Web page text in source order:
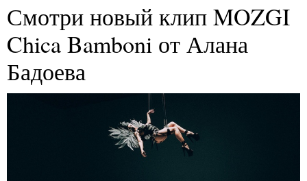
Смотри новый клип MOZGI
Chica Bamboni от Алана
Бадоева